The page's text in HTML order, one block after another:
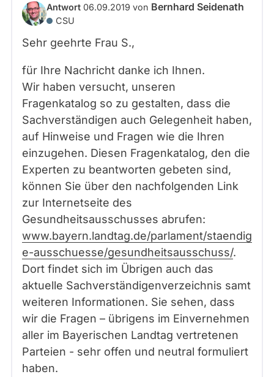
Antwort 06.09.2019 von Bernhard Seidenath
CSU
Sehr geehrte Frau S.,
für Ihre Nachricht danke ich Ihnen.
Wir haben versucht, unseren
Fragenkatalog so zu gestalten, dass die
Sachverständigen auch Gelegenheit haben,
auf Hinweise und Fragen wie die Ihren
einzugehen. Diesen Fragenkatalog, den die
Experten zu beantworten gebeten sind,
können Sie über den nachfolgenden Link
zur Internetseite des
Gesundheitsausschusses abrufen:
www.bayern.landtag.de/parlament/staendig
e-ausschuesse/gesundheitsausschuss/.
Dort findet sich im Übrigen auch das
aktuelle Sachverständigenverzeichnis samt
weiteren Informationen. Sie sehen, dass
wir die Fragen – übrigens im Einvernehmen
aller im Bayerischen Landtag vertretenen
Parteien - sehr offen und neutral formuliert
haben.